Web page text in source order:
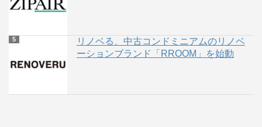
リノベる、中古コンドミニアムのリノベ
ーションブランド「RROOM」を始動